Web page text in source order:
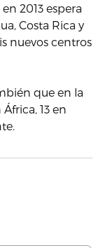
2013 espera
Costa Rica y
nuevos centros
que en la
13 en